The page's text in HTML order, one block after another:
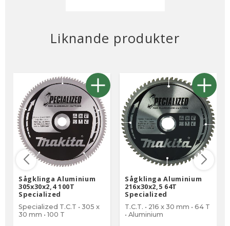
Liknande produkter
Sågklinga Aluminium
305x30x2,4 100T
Specialized
Specialized T.C.T • 305 x
30 mm • 100 T
Sågklinga Aluminium
216x30x2,5 64T
Specialized
T.C.T. • 216 x 30 mm • 64 T
• Aluminium